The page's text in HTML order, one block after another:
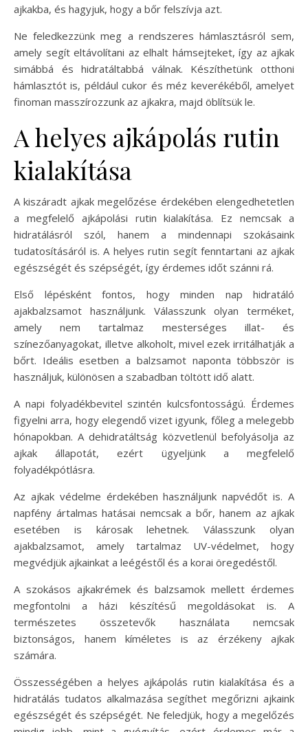
ajkakba, és hagyjuk, hogy a bőr felszívja azt.
Ne feledkezzünk meg a rendszeres hámlasztásról sem,
amely segít eltávolítani az elhalt hámsejteket, így az ajkak
simábbá és hidratáltabbá válnak. Készíthetünk otthoni
hámlasztót is, például cukor és méz keverékéből, amelyet
finoman masszírozzunk az ajkakra, majd öblítsük le.
A helyes ajkápolás rutin
kialakítása
A kiszáradt ajkak megelőzése érdekében elengedhetetlen
a megfelelő ajkápolási rutin kialakítása. Ez nemcsak a
hidratálásról szól, hanem a mindennapi szokásaink
tudatosításáról is. A helyes rutin segít fenntartani az ajkak
egészségét és szépségét, így érdemes időt szánni rá.
Első lépésként fontos, hogy minden nap hidratáló
ajakbalzsamot használjunk. Válasszunk olyan terméket,
amely nem tartalmaz mesterséges illat- és
színezőanyagokat, illetve alkoholt, mivel ezek irritálhatják a
bőrt. Ideális esetben a balzsamot naponta többször is
használjuk, különösen a szabadban töltött idő alatt.
A napi folyadékbevitel szintén kulcsfontosságú. Érdemes
figyelni arra, hogy elegendő vizet igyunk, főleg a melegebb
hónapokban. A dehidratáltság közvetlenül befolyásolja az
ajkak állapotát, ezért ügyeljünk a megfelelő
folyadékpótlásra.
Az ajkak védelme érdekében használjunk napvédőt is. A
napfény ártalmas hatásai nemcsak a bőr, hanem az ajkak
esetében is károsak lehetnek. Válasszunk olyan
ajakbalzsamot, amely tartalmaz UV-védelmet, hogy
megvédjük ajkainkat a leégéstől és a korai öregedéstől.
A szokásos ajkakrémek és balzsamok mellett érdemes
megfontolni a házi készítésű megoldásokat is. A
természetes összetevők használata nemcsak
biztonságos, hanem kíméletes is az érzékeny ajkak
számára.
Összességében a helyes ajkápolás rutin kialakítása és a
hidratálás tudatos alkalmazása segíthet megőrizni ajkaink
egészségét és szépségét. Ne feledjük, hogy a megelőzés